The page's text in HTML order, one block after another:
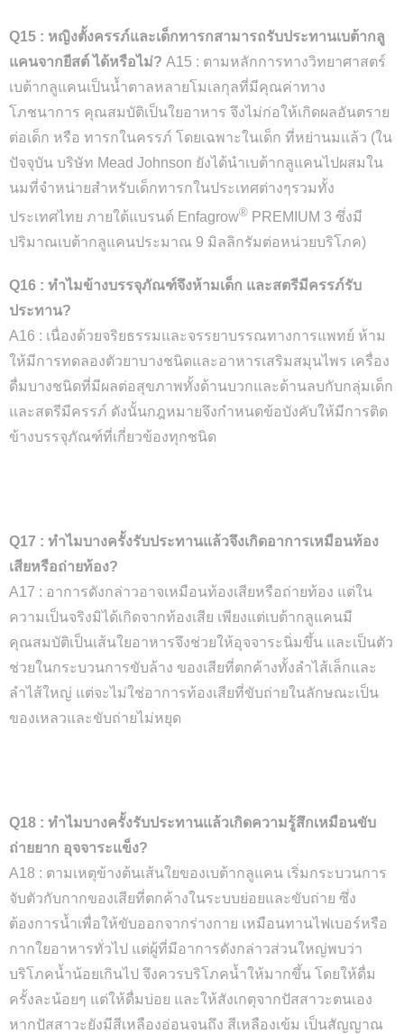
Q15 : หญิงตั้งครรภ์และเด็กทารกสามารถรับประทานเบต้ากลู
แคนจากยีสต์ ได้หรือไม่? A15 : ตามหลักการทางวิทยาศาสตร์
เบต้ากลูแคนเป็นน้ำตาลหลายโมเลกุลที่มีคุณค่าทาง
โภชนาการ คุณสมบัติเป็นใยอาหาร จึงไม่ก่อให้เกิดผลอันตราย
ต่อเด็ก หรือ ทารกในครรภ์ โดยเฉพาะในเด็ก ที่หย่านมแล้ว (ใน
ปัจจุบัน บริษัท Mead Johnson ยังได้นำเบต้ากลูแคนไปผสมใน
นมที่จำหน่ายสำหรับเด็กทารกในประเทศต่างๆรวมทั้ง
ประเทศไทย ภายใต้แบรนด์ Enfagrow® PREMIUM 3 ซึ่งมี
ปริมาณเบต้ากลูแคนประมาณ 9 มิลลิกรัมต่อหน่วยบริโภค)
Q16 : ทำไมข้างบรรจุภัณฑ์จึงห้ามเด็ก และสตรีมีครรภ์รับ
ประทาน?
A16 : เนื่องด้วยจริยธรรมและจรรยาบรรณทางการแพทย์ ห้าม
ให้มีการทดลองตัวยาบางชนิดและอาหารเสริมสมุนไพร เครื่อง
ดื่มบางชนิดที่มีผลต่อสุขภาพทั้งด้านบวกและด้านลบกับกลุ่มเด็ก
และสตรีมีครรภ์ ดังนั้นกฎหมายจึงกำหนดข้อบังคับให้มีการติด
ข้างบรรจุภัณฑ์ที่เกี่ยวข้องทุกชนิด
Q17 : ทำไมบางครั้งรับประทานแล้วจึงเกิดอาการเหมือนท้อง
เสียหรือถ่ายท้อง?
A17 : อาการดังกล่าวอาจเหมือนท้องเสียหรือถ่ายท้อง แต่ใน
ความเป็นจริงมิได้เกิดจากท้องเสีย เพียงแต่เบต้ากลูแคนมี
คุณสมบัติเป็นเส้นใยอาหารจึงช่วยให้อุจจาระนิ่มขึ้น และเป็นตัว
ช่วยในกระบวนการขับล้าง ของเสียที่ตกค้างทั้งลำไส้เล็กและ
ลำไส้ใหญ่ แต่จะไม่ใช่อาการท้องเสียที่ขับถ่ายในลักษณะเป็น
ของเหลวและขับถ่ายไม่หยุด
Q18 : ทำไมบางครั้งรับประทานแล้วเกิดความรู้สึกเหมือนขับ
ถ่ายยาก อุจจาระแข็ง?
A18 : ตามเหตุข้างต้นเส้นใยของเบต้ากลูแคน เริ่มกระบวนการ
จับตัวกับกากของเสียที่ตกค้างในระบบย่อยและขับถ่าย ซึ่ง
ต้องการน้ำเพื่อให้ขับออกจากร่างกาย เหมือนทานไฟเบอร์หรือ
กากใยอาหารทั่วไป แต่ผู้ที่มีอาการดังกล่าวส่วนใหญ่พบว่า
บริโภคน้ำน้อยเกินไป จึงควรบริโภคน้ำให้มากขึ้น โดยให้ดื่ม
ครั้งละน้อยๆ แต่ให้ดื่มบ่อย และให้สังเกตุจากปัสสาวะตนเอง
หากปัสสาวะยังมีสีเหลืองอ่อนจนถึง สีเหลืองเข้ม เป็นสัญญาณ